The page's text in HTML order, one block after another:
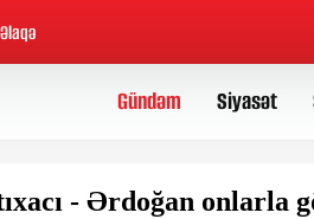
Əlaqə
Gündəm Siyasət
- Ərdoğan onlarla